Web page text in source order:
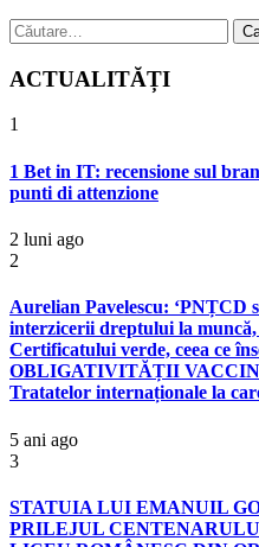
Caută
după:
ACTUALITĂȚI
1
1 Bet in IT: recensione sul
punti di attenzione
2 luni ago
2
Aurelian Pavelescu: ‘PNȚCD
interzicerii dreptului la
Certificatului verde, ceea ce
OBLIGATIVITĂȚII
Tratatelor internaționale la
5 ani ago
3
STATUIA LUI EMANUIL
PRILEJUL